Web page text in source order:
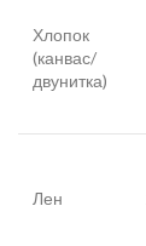
Хлопок
(канвас/
двунитка)
Лен